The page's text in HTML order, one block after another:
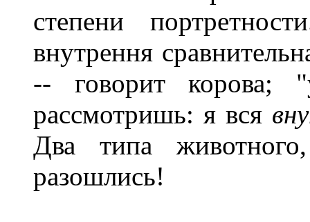
степени
внутрення
-- говорит корова;
рассмотришь: я вся
Два типа
разошлись!